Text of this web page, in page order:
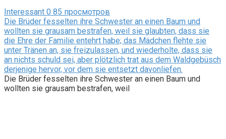
Interessant 0 85 просмотров
Die Brüder fesselten ihre Schwester an einen Baum und
wollten sie grausam bestrafen, weil sie glaubten, dass sie
die Ehre der Familie entehrt habe; das Mädchen flehte sie
unter Tränen an, sie freizulassen, und wiederholte, dass sie
an nichts schuld sei, aber plötzlich trat aus dem Waldgebüsch
derjenige hervor, vor dem sie entsetzt davonliefen.
Die Brüder fesselten ihre Schwester an einen Baum und
wollten sie grausam bestrafen, weil